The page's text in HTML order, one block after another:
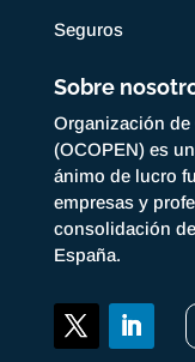
Seguros
Sobre
Organización
(OCOPEN) es
ánimo de lucro
empresas y
consolidación
España.